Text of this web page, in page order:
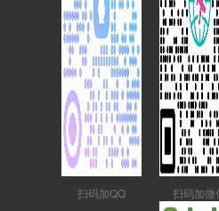
扫码加QQ 扫码加微